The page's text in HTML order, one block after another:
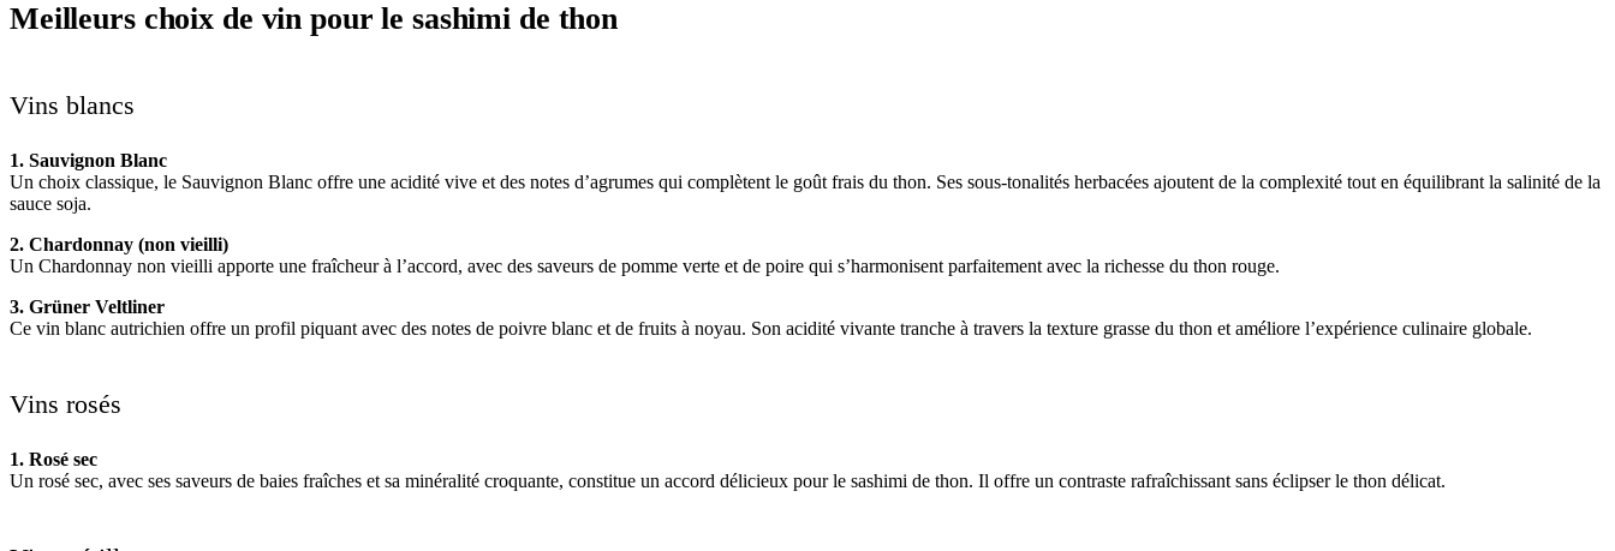
Meilleurs choix de vin pour le sashimi de thon
Vins blancs
1. Sauvignon Blanc
Un choix classique, le Sauvignon Blanc offre une acidité vive et des notes d’agrumes qui complètent le goût frais du thon. Ses sous-tonalités herbacées ajoutent de la complexité tout en équilibrant la salinité de la
sauce soja.
2. Chardonnay (non vieilli)
Un Chardonnay non vieilli apporte une fraîcheur à l’accord, avec des saveurs de pomme verte et de poire qui s’harmonisent parfaitement avec la richesse du thon rouge.
3. Grüner Veltliner
Ce vin blanc autrichien offre un profil piquant avec des notes de poivre blanc et de fruits à noyau. Son acidité vivante tranche à travers la texture grasse du thon et améliore l’expérience culinaire globale.
Vins rosés
1. Rosé sec
Un rosé sec, avec ses saveurs de baies fraîches et sa minéralité croquante, constitue un accord délicieux pour le sashimi de thon. Il offre un contraste rafraîchissant sans éclipser le thon délicat.